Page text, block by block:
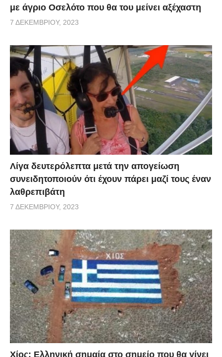
με άγριο Οσελότο που θα του μείνει αξέχαστη
7 ΔΕΚΕΜΒΡΊΟΥ, 2023
Λίγα δευτερόλεπτα μετά την απογείωση
συνειδητοποιούν ότι έχουν πάρει μαζί τους έναν
λαθρεπιβάτη
7 ΔΕΚΕΜΒΡΊΟΥ, 2023
Χίος: Eλληνική σημαία στο σημείο που θα γίνει